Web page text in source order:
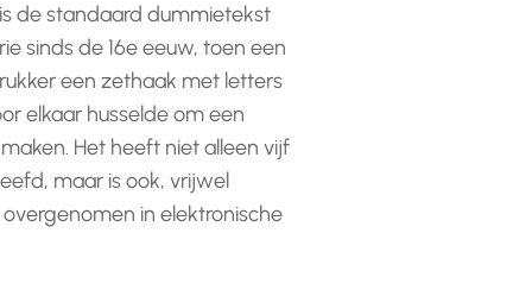
de standaard dummietekst
sinds de 16e eeuw, toen een
een zethaak met letters
elkaar husselde om een
Het heeft niet alleen vijf
maar is ook, vrijwel
in elektronische